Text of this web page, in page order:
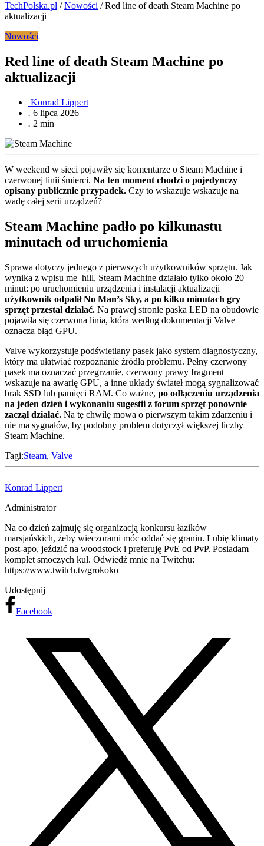
TechPolska.pl /Nowości /Red line of death Steam Machine po
aktualizacji
Nowości
Red line of death Steam Machine po
aktualizacji
Konrad Lippert
. 6 lipca 2026
. 2 min
W weekend w sieci pojawiły się komentarze o Steam Machine i
czerwonej linii śmierci. Na ten moment chodzi o pojedynczy
opisany publicznie przypadek. Czy to wskazuje wskazuje na
wadę całej serii urządzeń?
Steam Machine padło po kilkunastu
minutach od uruchomienia
Sprawa dotyczy jednego z pierwszych użytkowników sprzętu. Jak
wynika z wpisu me_hill, Steam Machine działało tylko około 20
minut: po uruchomieniu urządzenia i instalacji aktualizacji
użytkownik odpalił No Man’s Sky, a po kilku minutach gry
sprzęt przestał działać. Na prawej stronie paska LED na obudowie
pojawiła się czerwona linia, która według dokumentacji Valve
oznacza błąd GPU.
Valve wykorzystuje podświetlany pasek jako system diagnostyczny,
który ma ułatwiać rozpoznanie źródła problemu. Pełny czerwony
pasek ma oznaczać przegrzanie, czerwony prawy fragment
wskazuje na awarię GPU, a inne układy świateł mogą sygnalizować
brak SSD lub pamięci RAM. Co ważne, po odłączeniu urządzenia
na jeden dzień i wykonaniu sugestii z forum sprzęt ponownie
zaczął działać. Na tę chwilę mowa o pierwszym takim zdarzeniu i
nie ma sygnałów, by podobny problem dotyczył większej liczby
Steam Machine.
Tagi:Steam, Valve
Konrad Lippert
Administrator
Na co dzień zajmuję się organizacją konkursu łazików
marsjańskich, żeby wieczorami móc oddać się graniu. Lubię klimaty
post-apo, jeździć na woodstock i preferuję PvE od PvP. Posiadam
komplet smoczych kul. Odwiedź mnie na Twitchu:
https://www.twitch.tv/grokoko
Udostępnij
Facebook